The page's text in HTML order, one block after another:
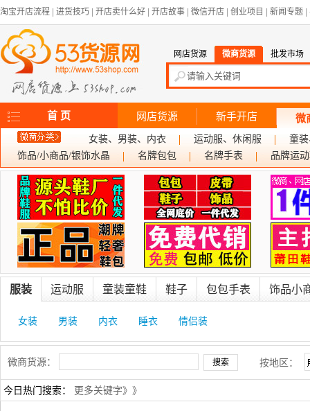
淘宝开店流程 进货技巧 开店卖什么好 开店故事 微信开店 创业项目 新闻专题
网店货源 微商货源 批发市场
首 页 网店货源 新手开店 微
女装、男装、内衣 运动服、休闲服
童
饰品/小商品/银饰水晶
名牌包包 名牌手表 品牌运
服装 运动服 童装童鞋 鞋子 包包手表 饰品小
女装 男装 内衣 睡衣 情侣装
微商货源： 按地区：
今日热门搜索： 更多关键字》》